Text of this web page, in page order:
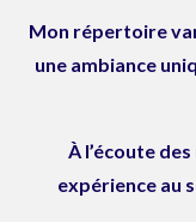
Mon répertoire
une ambiance
À l’écoute
expérience au